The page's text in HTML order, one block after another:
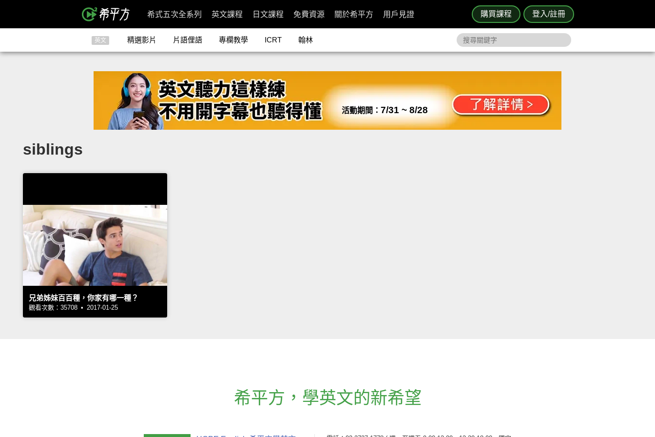
購買課程 登入/註冊
希式五次全系列 英文課程 日文課程 免費資源 關於希平方 用戶見證
英文 精選影片 片語俚語 專欄教學 ICRT 翰林
活動期間： 7/31 ~ 8/28
siblings
兄弟姊妹百百種，你家有哪一種？
觀看次數：35708 • 2017-01-25
希平方 ， 學英文的新希望